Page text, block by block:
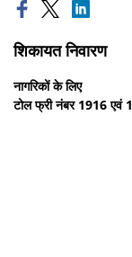
शिकायत निवारण
नागरिकों के लिए
टोल फ्री नंबर 1916